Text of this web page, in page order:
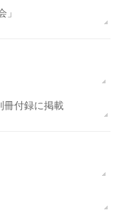
」
冊付録に掲載